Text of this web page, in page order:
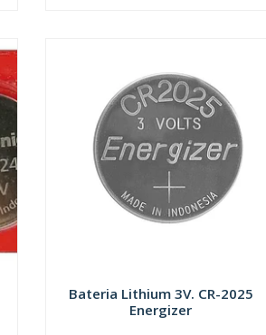
Bateria Lithium 3V. CR-2025
Energizer